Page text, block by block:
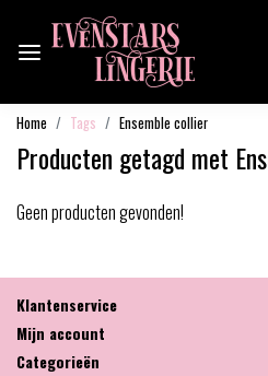
Home Tags Ensemble collier
Producten getagd met
Geen producten gevonden!
Klantenservice
Mijn account
Categorieën
Word
Member en